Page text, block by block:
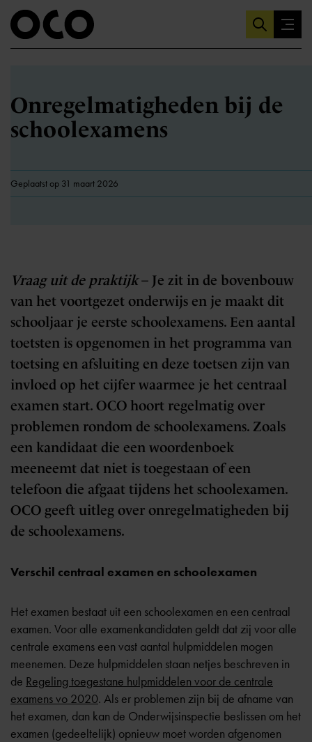
Onregelmatigheden bij de
schoolexamens
Geplaatst op 31 maart 2026
Vraag uit de praktijk– Je zit in de bovenbouw
van het voortgezet onderwijs en je maakt dit
schooljaar je eerste schoolexamens. Een aantal
toetsten is opgenomen in het programma van
toetsing en afsluiting en deze toetsen zijn van
invloed op het cijfer waarmee je het centraal
examen start. OCO hoort regelmatig over
problemen rondom de schoolexamens. Zoals
een kandidaat die een woordenboek
meeneemt dat niet is toegestaan of een
telefoon die afgaat tijdens het schoolexamen.
OCO geeft uitleg over onregelmatigheden bij
de schoolexamens.
Verschil centraal examen en schoolexamen
Het examen bestaat uit een schoolexamen en een centraal
examen. Voor alle examenkandidaten geldt dat zij voor alle
centrale examens een vast aantal hulpmiddelen mogen
meenemen. Deze hulpmiddelen staan netjes beschreven in
de Regeling toegestane hulpmiddelen voor de centrale
examens vo 2020. Als er problemen zijn bij de afname van
het examen, dan kan de Onderwijsinspectie beslissen om het
examen (gedeeltelijk) opnieuw moet worden afgenomen